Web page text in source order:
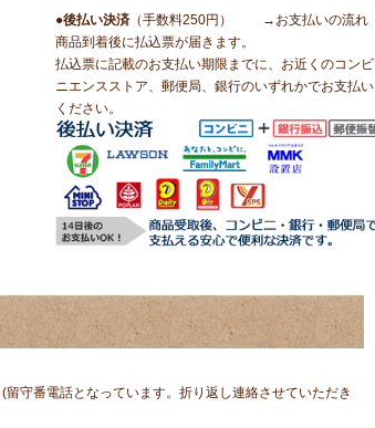
●後払い決済（手数料250円） → お支払いの流れ
商品到着後に払込票が届きます。
払込票に記載のお支払い期限までに、お近くのコンビ
ニエンスストア、郵便局、銀行のいずれかでお支払い
ください。
電話となっています。折り返し連絡させていただき